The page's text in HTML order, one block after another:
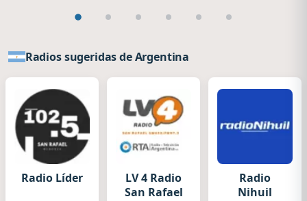
Radios sugeridas de Argentina
Radio Líder
LV 4 Radio
San Rafael
Radio
Nihuil